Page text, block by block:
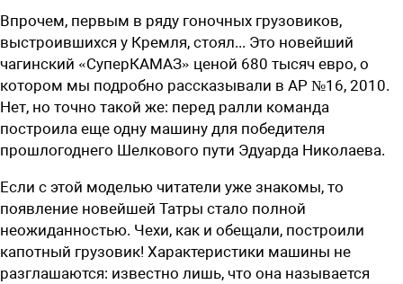
Впрочем, первым в ряду гоночных грузовиков,
выстроившихся у Кремля, стоял... Это новейший
чагинский «СуперКАМАЗ» ценой 680 тысяч евро, о
котором мы подробно рассказывали в АР №16, 2010.
Нет, но точно такой же: перед ралли команда
построила еще одну машину для победителя
прошлогоднего Шелкового пути Эдуарда Николаева.
Если с этой моделью читатели уже знакомы, то
появление новейшей Татры стало полной
неожиданностью. Чехи, как и обещали, построили
капотный грузовик! Характеристики машины не
разглашаются: известно лишь, что она называется